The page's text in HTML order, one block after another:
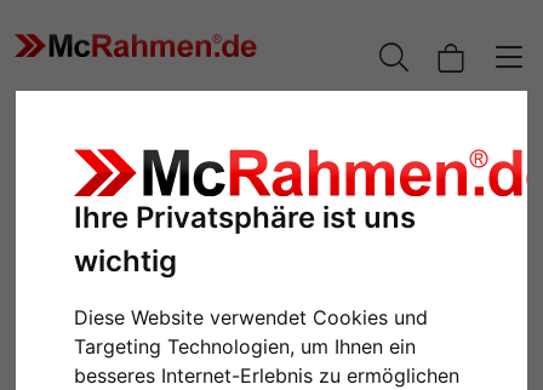
Ihre Privatsphäre ist uns
wichtig
Diese Website verwendet Cookies und
Targeting Technologien, um Ihnen ein
besseres Internet-Erlebnis zu ermöglichen